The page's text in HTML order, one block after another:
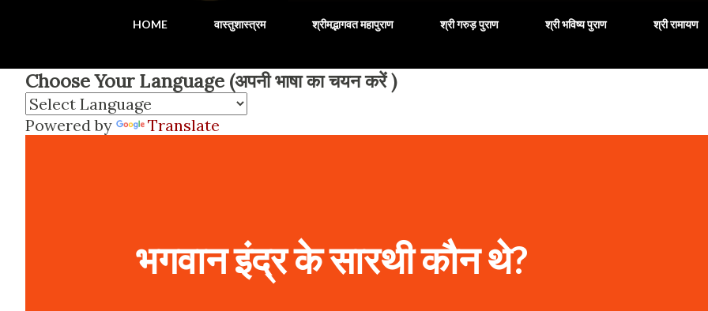
HOME वास्तुशास्त्रम श्रीमद्भागवत महापुराण श्री गरुड़ पुराण श्री भविष्य पुराण श्री रामायण
Choose Your Language (अपनी भाषा का चयन करें )
Powered by Translate
भगवान इंद्र के सारथी कौन थे?